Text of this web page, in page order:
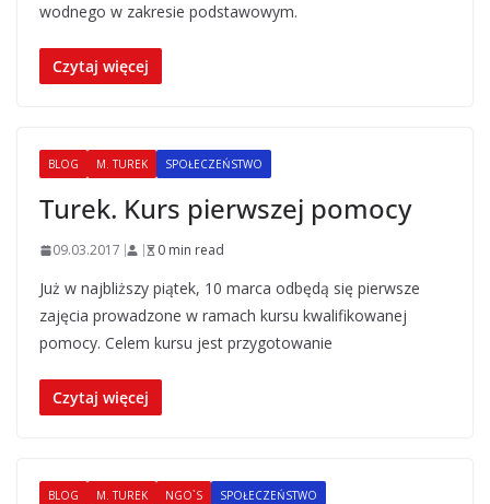
wodnego w zakresie podstawowym.
Czytaj więcej
BLOG M. TUREK SPOŁECZEŃSTWO
Turek. Kurs pierwszej pomocy
09.03.2017 0 min read
Już w najbliższy piątek, 10 marca odbędą się pierwsze
zajęcia prowadzone w ramach kursu kwalifikowanej
pomocy. Celem kursu jest przygotowanie
Czytaj więcej
BLOG M. TUREK NGO`S SPOŁECZEŃSTWO